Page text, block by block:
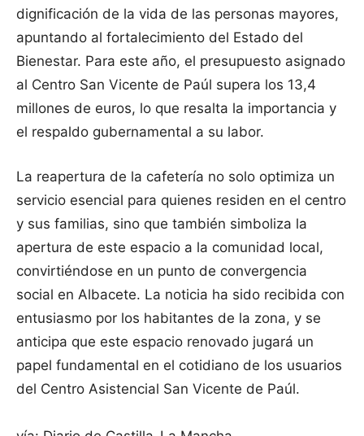
dignificación de la vida de las personas mayores,
apuntando al fortalecimiento del Estado del
Bienestar. Para este año, el presupuesto asignado
al Centro San Vicente de Paúl supera los 13,4
millones de euros, lo que resalta la importancia y
el respaldo gubernamental a su labor.
La reapertura de la cafetería no solo optimiza un
servicio esencial para quienes residen en el centro
y sus familias, sino que también simboliza la
apertura de este espacio a la comunidad local,
convirtiéndose en un punto de convergencia
social en Albacete. La noticia ha sido recibida con
entusiasmo por los habitantes de la zona, y se
anticipa que este espacio renovado jugará un
papel fundamental en el cotidiano de los usuarios
del Centro Asistencial San Vicente de Paúl.